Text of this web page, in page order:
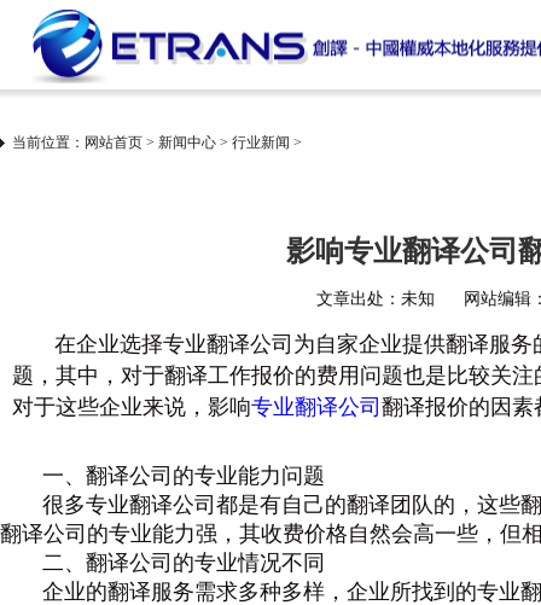
当前位置： 网站首页 > 新闻中心 > 行业新闻 >
影响专业翻译公司
文章出处：未知 网站编辑
在企业选择专业翻译公司为自家企业提供翻译服务
题，其中，对于翻译工作报价的费用问题也是比较关
对于这些企业来说，影响专业翻译公司 翻译报价的因素
一、翻译公司的专业能力问题
很多专业翻译公司 都是有自己的翻译团队的，这些
翻译公司的专业能力强，其收费价格自然会高一些，但
二、翻译公司的专业情况不同
企业的翻译服务需求多种多样，企业所找到的专业